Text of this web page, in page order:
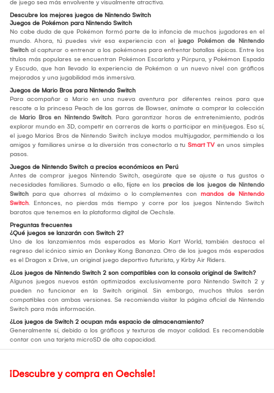
de juego sea más envolvente y visualmente atractiva.
Descubre los mejores juegos de Nintendo Switch
Juegos de Pokémon para Nintendo Switch
No cabe duda de que Pokémon formó parte de la infancia de muchos jugadores en el
mundo. Ahora, tú puedes vivir esa experiencia con el juego Pokémon de Nintendo
Switch al capturar o entrenar a los pokémones para enfrentar batallas épicas. Entre los
títulos más populares se encuentran Pokémon Escarlata y Púrpura, y Pokémon Espada
y Escudo, que han llevado la experiencia de Pokémon a un nuevo nivel con gráficos
mejorados y una jugabilidad más inmersiva.
Juegos de Mario Bros para Nintendo Switch
Para acompañar a Mario en una nueva aventura por diferentes reinos para que
rescate a la princesa Peach de las garras de Bowser, anímate a comprar la colección
de Mario Bros en Nintendo Switch. Para garantizar horas de entretenimiento, podrás
explorar mundo en 3D, competir en carreras de karts o participar en minijuegos. Eso sí,
el juego Marios Bros de Nintendo Switch incluye modos multijugador, permitiendo a los
amigos y familiares unirse a la diversión tras conectarlo a tu Smart TV en unos simples
pasos.
Juegos de Nintendo Switch a precios económicos en Perú
Antes de comprar juegos Nintendo Switch, asegúrate que se ajuste a tus gustos o
necesidades familiares. Sumado a ello, fíjate en los precios de los juegos de Nintendo
Switch para que ahorres al máximo o lo complementes con mandos de Nintendo
Switch. Entonces, no pierdas más tiempo y corre por los juegos Nintendo Switch
baratos que tenemos en la plataforma digital de Oechsle.
Preguntas frecuentes
¿Qué juegos se lanzarán con Switch 2?
Uno de los lanzamientos más esperados es Mario Kart World, también destaca el
regreso del icónico simio en Donkey Kong Bananza. Otro de los juegos más esperados
es el Dragon x Drive, un original juego deportivo futurista, y Kirby Air Riders.
¿Los juegos de Nintendo Switch 2 son compatibles con la consola original de Switch?
Algunos juegos nuevos están optimizados exclusivamente para Nintendo Switch 2 y
pueden no funcionar en la Switch original. Sin embargo, muchos títulos serán
compatibles con ambas versiones. Se recomienda visitar la página oficial de Nintendo
Switch para más información.
¿Los juegos de Switch 2 ocupan más espacio de almacenamiento?
Generalmente sí, debido a los gráficos y texturas de mayor calidad. Es recomendable
contar con una tarjeta microSD de alta capacidad.
¡Descubre y compra en Oechsle!